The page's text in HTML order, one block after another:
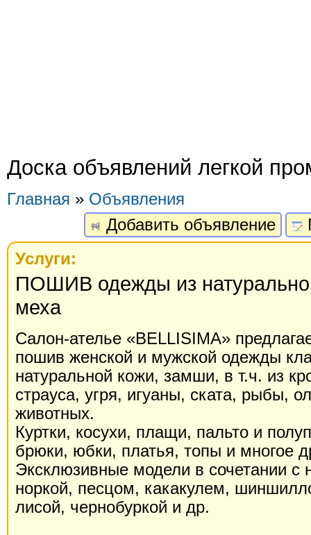
Доска объявлений легкой
Главная » Объявления
Добавить объявление
Услуги:
ПОШИВ одежды из
меха
Салон-ателье «BELLISIMA»
пошив женской и мужской одежды
натуральной кожи, замши, в т.ч. из
страуса, угря, игуаны, ската, рыбы,
животных.
Куртки, косухи, плащи, пальто и
брюки, юбки, платья, топы и многое
Эксклюзивные модели в сочетании
норкой, песцом, какакулем,
лисой, чернобуркой и др.